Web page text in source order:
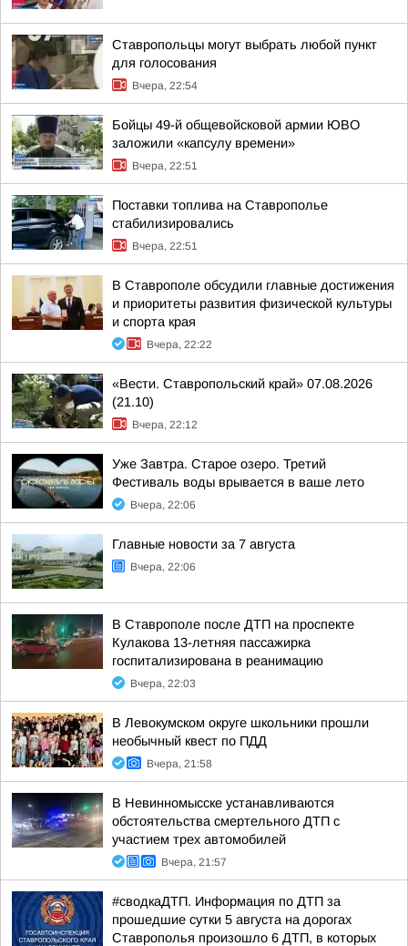
Ставропольцы могут выбрать любой пункт
для голосования
Вчера, 22:54
Бойцы 49-й общевойсковой армии ЮВО
заложили «капсулу времени»
Вчера, 22:51
Поставки топлива на Ставрополье
стабилизировались
Вчера, 22:51
В Ставрополе обсудили главные достижения
и приоритеты развития физической культуры
и спорта края
Вчера, 22:22
«Вести. Ставропольский край» 07.08.2026
(21.10)
Вчера, 22:12
Уже Завтра. Старое озеро. Третий
Фестиваль воды врывается в ваше лето
Вчера, 22:06
Главные новости за 7 августа
Вчера, 22:06
В Ставрополе после ДТП на проспекте
Кулакова 13-летняя пассажирка
госпитализирована в реанимацию
Вчера, 22:03
В Левокумском округе школьники прошли
необычный квест по ПДД
Вчера, 21:58
В Невинномысске устанавливаются
обстоятельства смертельного ДТП с
участием трех автомобилей
Вчера, 21:57
#сводкаДТП. Информация по ДТП за
прошедшие сутки 5 августа на дорогах
Ставрополья произошло 6 ДТП, в которых